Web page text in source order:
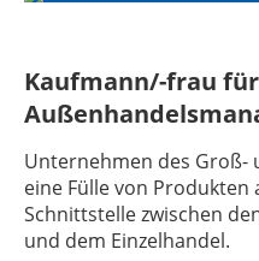
Kaufmann/-frau
Unternehmen des Groß-
eine Fülle von Produkten
Schnittstelle zwischen
und dem Einzelhandel.